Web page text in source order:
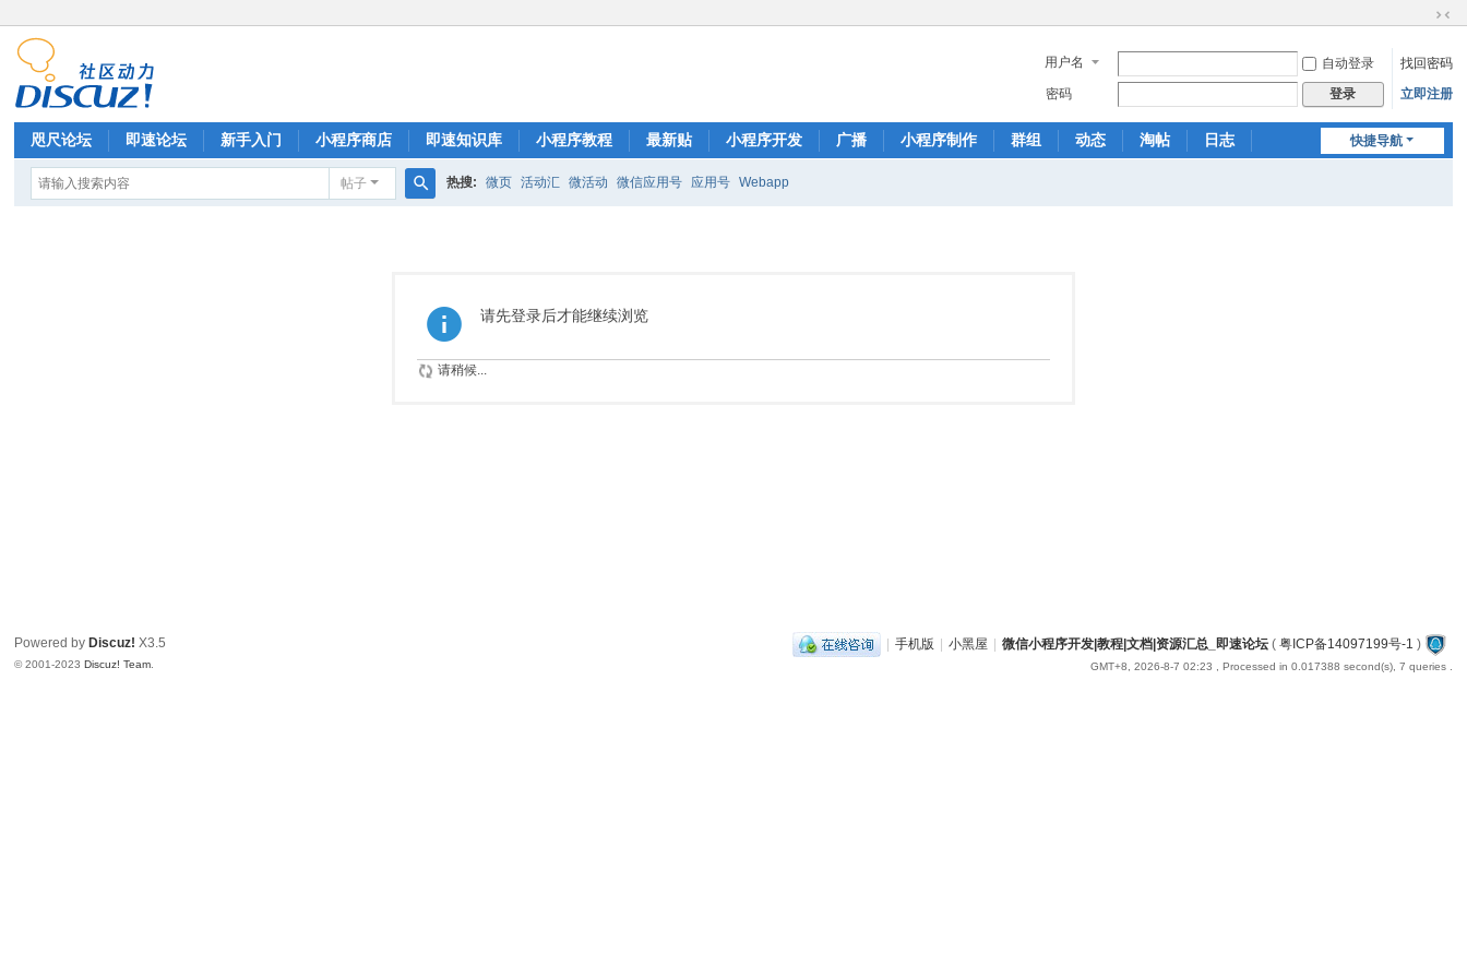
换
到
窄
用户名 自动登录
找回密码
密码
登录 立即注册
快捷导航
咫尺论坛 即速论坛 新手入门 小程序商店 即速知识库 小程序教程 最新贴 小程序开发 广播 小程序制作 群组 动态 淘帖
日志
帖子 热搜: 微页 活动汇 微活动 微信应用号 应用号 Webapp
请先登录后才能继续浏览
请稍候...
| 手机版 | 小黑屋 | 微信小程序开发|教程|文档|资源汇总_即速论坛( 粤ICP备14097199号-1 )
GMT+8, 2026-8-7 02:23 , Processed in 0.017388 second(s), 7 queries .
Powered by Discuz! X3.5
© 2001-2023Discuz! Team